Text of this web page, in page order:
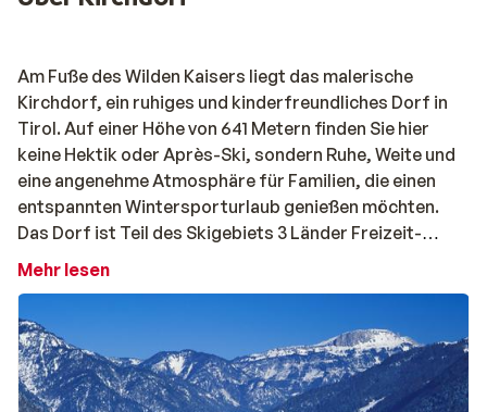
Am Fuße des Wilden Kaisers liegt das malerische
Kirchdorf, ein ruhiges und kinderfreundliches Dorf in
Tirol. Auf einer Höhe von 641 Metern finden Sie hier
keine Hektik oder Après-Ski, sondern Ruhe, Weite und
eine angenehme Atmosphäre für Familien, die einen
entspannten Wintersporturlaub genießen möchten.
Das Dorf ist Teil des Skigebiets 3 Länder Freizeit-
Arena, das perfekt für Anfänger geeignet ist.
Übungshang liegt zentral im Dorf und ist ideal für
Kinder, die in einer sicheren und übersichtlichen
Umgebung das Skifahren lernen möchten. Darüber
Mehr lesen